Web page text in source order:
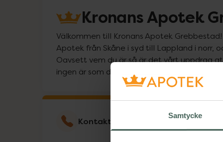
Samtycke
Kronans Apotek
Välkommen till Kronans Apotek
Apotek från Skåne i syd till Lappland i norr,
Oavsett vem du är så är det vårt uppdrag
ingen är som du. Välkommen att prata med
Kontakta kundservice